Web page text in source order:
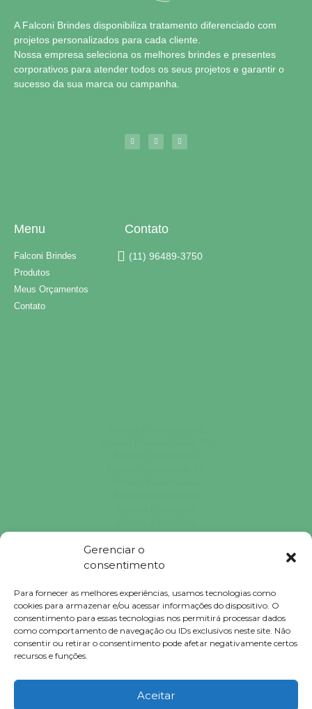
Gerenciar o
consentimento
Para fornecer as melhores experiências, usamos tecnologias como
cookies para armazenar e/ou acessar informações do dispositivo. O
consentimento para essas tecnologias nos permitirá processar dados
como comportamento de navegação ou IDs exclusivos neste site. Não
consentir ou retirar o consentimento pode afetar negativamente certos
recursos e funções.
Aceitar
A Falconi Brindes disponibiliza tratamento diferenciado com
projetos personalizados para cada cliente.
Nossa empresa seleciona os melhores brindes e presentes
corporativos para atender todos os seus projetos e garantir o
sucesso da sua marca ou campanha.
Menu
Falconi Brindes
Produtos
Meus Orçamentos
Contato
Contato
(11) 96489-3750
Brindes Populares
Falconi Brindes © 2023 Todos Direitos Reservados.
Ir para o WhatsApp